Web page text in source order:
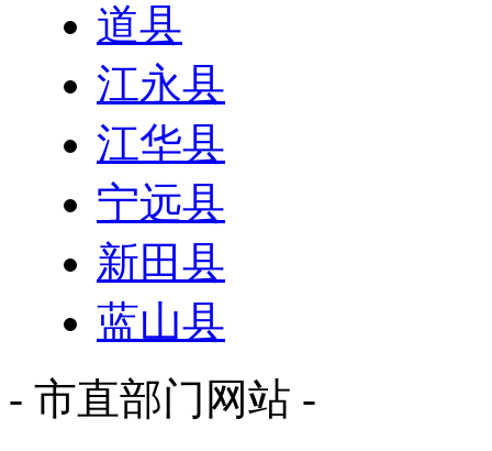
道县
江永县
江华县
宁远县
新田县
蓝山县
- 市直部门网站 -